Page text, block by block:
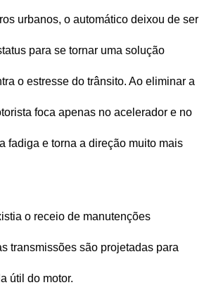
urbanos, o automático deixou de ser
para se tornar uma solução
o estresse do trânsito. Ao eliminar a
foca apenas no acelerador e no
fadiga e torna a direção muito mais
o receio de manutenções
transmissões são projetadas para
útil do motor.